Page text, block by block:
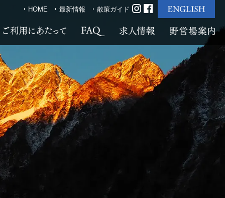
HOME 最新情報 散策ガイド